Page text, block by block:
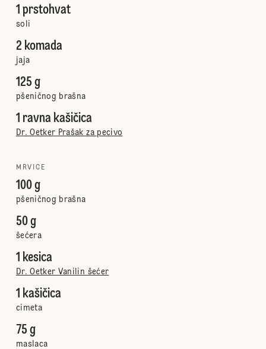
1 prstohvat
soli
2 komada
jaja
125 g
pšeničnog brašna
1 ravna kašičica
Dr. Oetker Prašak za pecivo
MRVICE
100 g
pšeničnog brašna
50 g
šećera
1 kesica
Dr. Oetker Vanilin šećer
1 kašičica
cimeta
75 g
maslaca